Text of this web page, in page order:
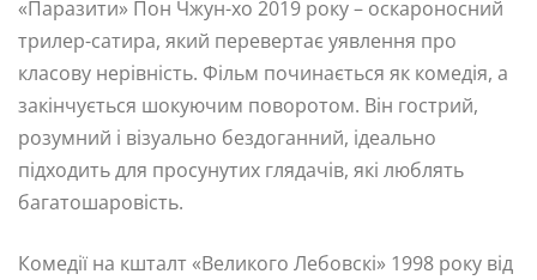
«Паразити» Пон Чжун-хо 2019 року – оскароносний
трилер-сатира, який перевертає уявлення про
класову нерівність. Фільм починається як комедія, а
закінчується шокуючим поворотом. Він гострий,
розумний і візуально бездоганний, ідеально
підходить для просунутих глядачів, які люблять
багатошаровість.
Комедії на кшталт «Великого Лебовскі» 1998 року від